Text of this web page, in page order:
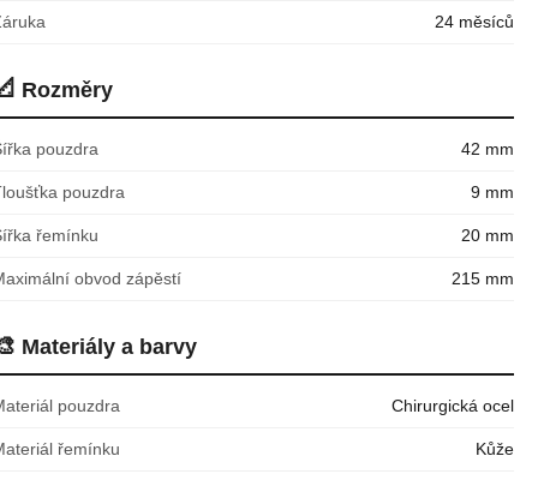
24 měsíců
Rozměry
pouzdra 42 mm
pouzdra 9 mm
řemínku 20 mm
obvod zápěstí 215 mm
Materiály a barvy
pouzdra Chirurgická ocel
řemínku Kůže